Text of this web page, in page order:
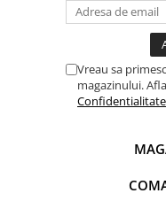
Vreau sa
magazinului.
Confidentialitate